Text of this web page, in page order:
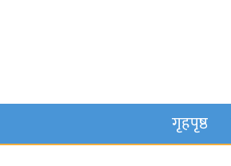
गृहपृष्ठ